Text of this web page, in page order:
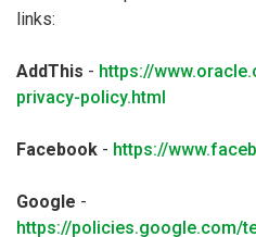
links:
AddThis - https://
privacy-policy.html
Facebook - https://
Google -
https://policies.google.com/